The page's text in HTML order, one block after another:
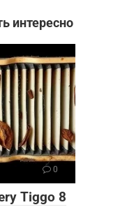
интересно
0
Tiggo 8